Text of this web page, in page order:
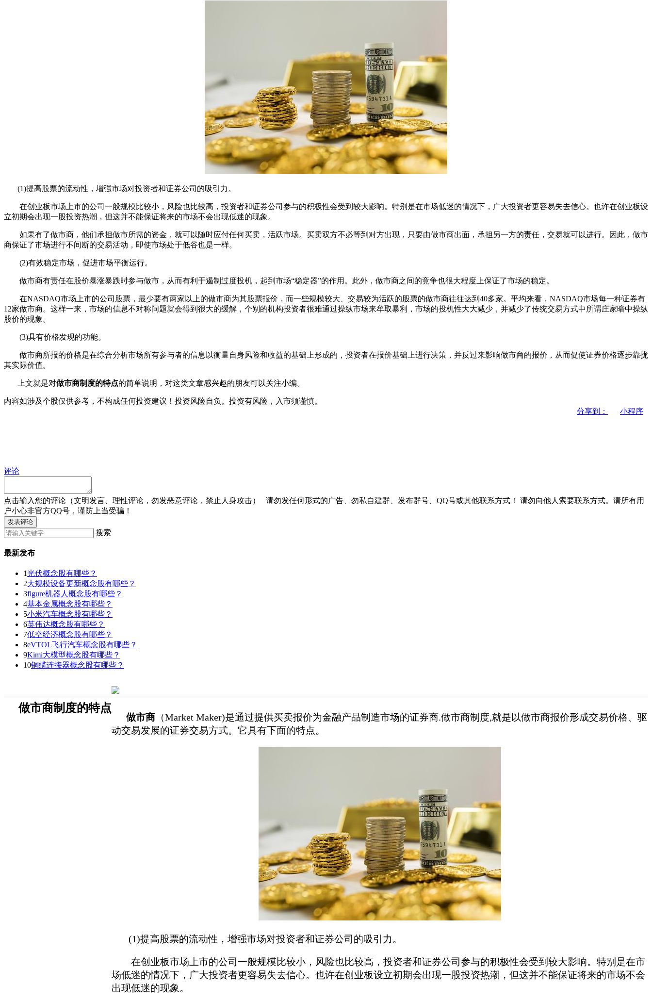
(1)提高股票的流动性，增强市场对投资者和证券公司的吸引力。
在创业板市场上市的公司一般规模比较小，风险也比较高，投资者和证券公司参与的积极性会受到较大影响。特别是在市场低迷的情况下，广大投资者更容易失去信心。也许在创业板设
立初期会出现一股投资热潮，但这并不能保证将来的市场不会出现低迷的现象。
如果有了做市商，他们承担做市所需的资金，就可以随时应付任何买卖，活跃市场。买卖双方不必等到对方出现，只要由做市商出面，承担另一方的责任，交易就可以进行。因此，做市
商保证了市场进行不间断的交易活动，即使市场处于低谷也是一样。
(2)有效稳定市场，促进市场平衡运行。
做市商有责任在股价暴涨暴跌时参与做市，从而有利于遏制过度投机，起到市场“稳定器”的作用。此外，做市商之间的竞争也很大程度上保证了市场的稳定。
在NASDAQ市场上市的公司股票，最少要有两家以上的做市商为其股票报价，而一些规模较大、交易较为活跃的股票的做市商往往达到40多家。平均来看，NASDAQ市场每一种证券有
12家做市商。这样一来，市场的信息不对称问题就会得到很大的缓解，个别的机构投资者很难通过操纵市场来牟取暴利，市场的投机性大大减少，并减少了传统交易方式中所谓庄家暗中操纵
股价的现象。
(3)具有价格发现的功能。
做市商所报的价格是在综合分析市场所有参与者的信息以衡量自身风险和收益的基础上形成的，投资者在报价基础上进行决策，并反过来影响做市商的报价，从而促使证券价格逐步靠拢
其实际价值。
上文就是对做市商制度的特点的简单说明，对这类文章感兴趣的朋友可以关注小编。
内容如涉及个股仅供参考，不构成任何投资建议！投资风险自负。投资有风险，入市须谨慎。
分享到：
小程序
评论
点击输入您的评论（文明发言、理性评论，勿发恶意评论，禁止人身攻击） 请勿发任何形式的广告、勿私自建群、发布群号、QQ号或其他联系方式！
请勿向他人索要联系方式。请所有用
户小心非官方QQ号，谨防上当受骗！
发表评论
搜索
最新发布
1光伏概念股有哪些？
2大规模设备更新概念股有哪些？
3figure机器人概念股有哪些？
4基本金属概念股有哪些？
5小米汽车概念股有哪些？
6英伟达概念股有哪些？
7低空经济概念股有哪些？
8eVTOL飞行汽车概念股有哪些？
9Kimi大模型概念股有哪些？
10铜缆连接器概念股有哪些？
做市商制度的特点
做市商 （Market Maker)是通过提供买卖报价为金融产品制造市场的证券商.做市商制度,就是以做市商报价形成交易价格、驱
动交易发展的证券交易方式。它具有下面的特点。
(1)提高股票的流动性，增强市场对投资者和证券公司的吸引力。
在创业板市场上市的公司一般规模比较小，风险也比较高，投资者和证券公司参与的积极性会受到较大影响。特别是在市
场低迷的情况下，广大投资者更容易失去信心。也许在创业板设立初期会出现一股投资热潮，但这并不能保证将来的市场不会
出现低迷的现象。